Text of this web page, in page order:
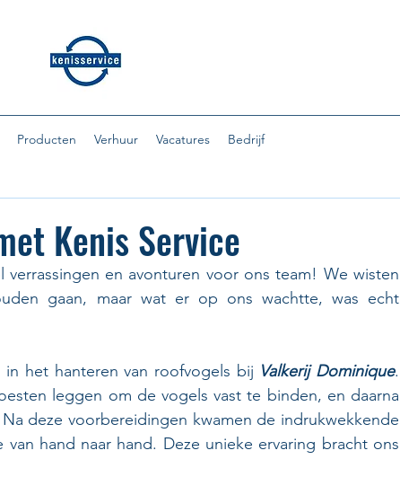
Producten Verhuur Vacatures Bedrijf
Kenis Service
en avonturen voor ons team! We wisten
gaan, maar wat er op ons wachtte, was echt
het hanteren van roofvogels bij Valkerij Dominique.
leggen om de vogels vast te binden, en daarna
deze voorbereidingen kwamen de indrukwekkende
hand naar hand. Deze unieke ervaring bracht ons